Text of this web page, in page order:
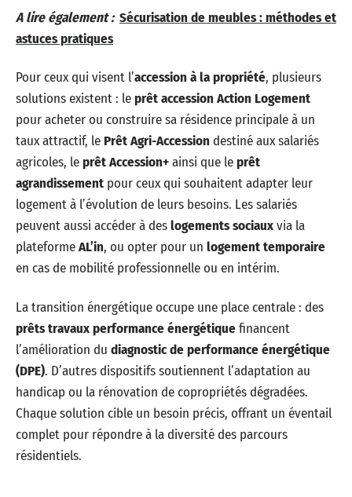
A lire également : Sécurisation de meubles : méthodes et
astuces pratiques
Pour ceux qui visent l’accession à la propriété, plusieurs
solutions existent : leprêt accession Action Logement
pour acheter ou construire sa résidence principale à un
taux attractif, le Prêt Agri-Accession destiné aux salariés
agricoles, leprêt Accession+ainsi que leprêt
agrandissement pour ceux qui souhaitent adapter leur
logement à l’évolution de leurs besoins. Les salariés
peuvent aussi accéder à deslogements sociauxvia la
plateformeAL’in, ou opter pour un logement temporaire
en cas de mobilité professionnelle ou en intérim.
La transition énergétique occupe une place centrale : des
prêts travaux performance énergétiquefinancent
l’amélioration du diagnostic de performance énergétique
(DPE). D’autres dispositifs soutiennent l’adaptation au
handicap ou la rénovation de copropriétés dégradées.
Chaque solution cible un besoin précis, offrant un éventail
complet pour répondre à la diversité des parcours
résidentiels.